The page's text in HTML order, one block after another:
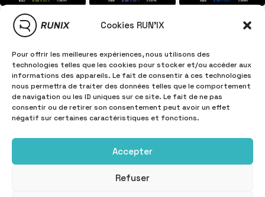
Cookies RUN'IX
Pour offrir les meilleures expériences, nous utilisons des
technologies telles que les cookies pour stocker et/ou accéder aux
informations des appareils. Le fait de consentir à ces technologies
nous permettra de traiter des données telles que le comportement
de navigation ou les ID uniques sur ce site. Le fait de ne pas
consentir ou de retirer son consentement peut avoir un effet
négatif sur certaines caractéristiques et fonctions.
Accepter
Refuser